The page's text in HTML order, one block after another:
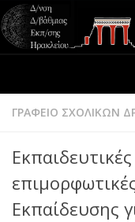
ΓΡΑΦΕΙΟ ΣΧΟΛΙΚΩΝ
Εκπαίδευσης